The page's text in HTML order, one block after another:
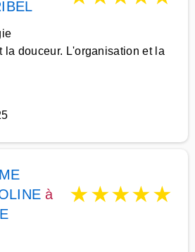
la douceur. L'organisation et la
à
★★★★★